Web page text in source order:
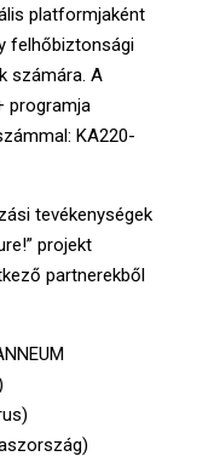
platformjaként
felhőbiztonsági
számára. A
programja
KA220-
tevékenységek
projekt
partnerekből